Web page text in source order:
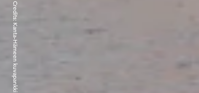
Credits:
Kanta-Hämeen kuvapankki